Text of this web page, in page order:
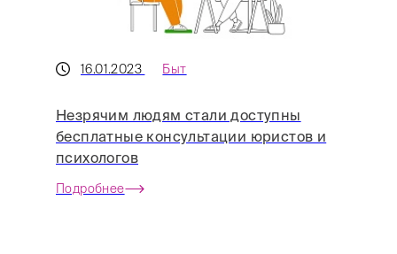
16.01.2023 Быт
Незрячим людям стали доступны
бесплатные консультации юристов и
психологов
Подробнее